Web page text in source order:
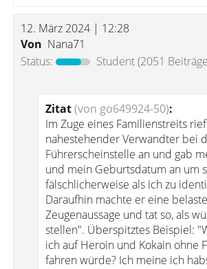
12. März 2024 | 12:28
Von Nana71
Status:
Student(2051
Zitat(von go649924-50):
Im Zuge eines Familienstreits
nahestehender Verwandter bei
Führerscheinstelle an und gab
und mein Geburtsdatum an um
fälschlicherweise als ich zu
Daraufhin machte er eine
Zeugenaussage und tat so, als
stellen". Überspitztes Beispiel:
ich auf Heroin und Kokain ohne
fahren würde? Ich meine ich